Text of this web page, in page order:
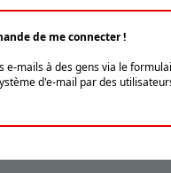
de me connecter !
mails à des gens via le
d'e-mail par des